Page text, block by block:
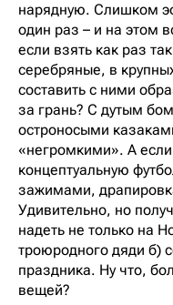
нарядную. Слишком
один раз – и на этом
если взять как раз
серебряные, в
составить с ними
за грань? С дутым
остроносыми
«негромкими». А
концептуальную
зажимами,
Удивительно, но
надеть не только на
троюродного дяди б)
праздника. Ну что,
вещей?